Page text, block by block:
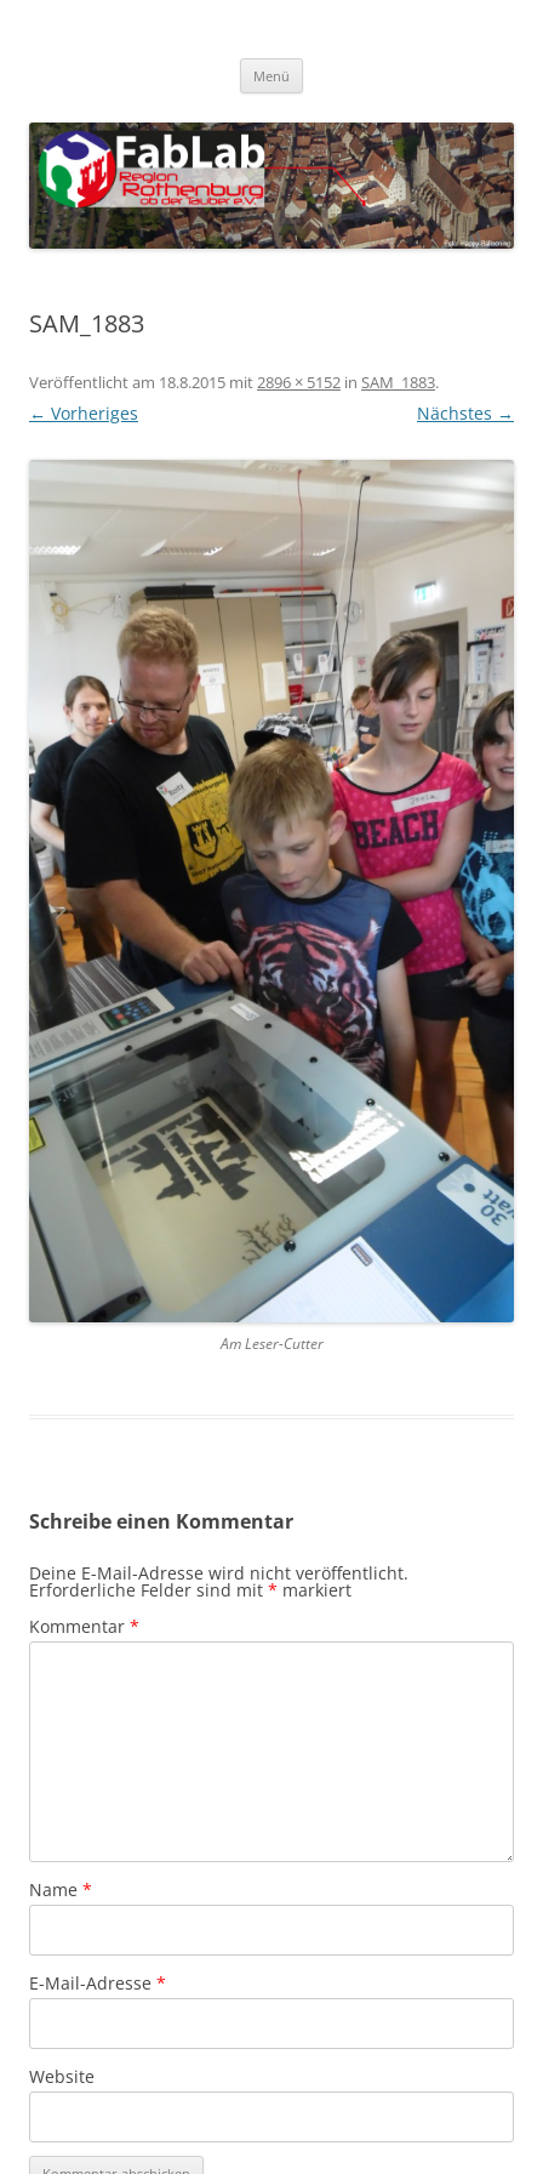
Menü
SAM_1883
Veröffentlicht am 18.8.2015 mit2896 × 5152 in SAM_1883.
← Vorheriges Nächstes →
Am Leser-Cutter
Schreibe einen Kommentar
Deine E-Mail-Adresse wird nicht veröffentlicht.
Erforderliche Felder sind mit * markiert
Kommentar *
Name *
E-Mail-Adresse *
Website